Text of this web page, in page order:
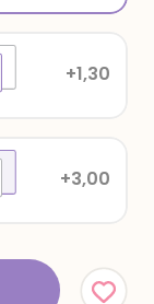
+3,00
+1,30